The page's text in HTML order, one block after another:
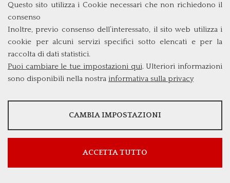
Questo sito utilizza i Cookie necessari che non richiedono il
consenso
Inoltre, previo consenso dell’interessato, il sito web utilizza i
cookie per alcuni servizi specifici sotto elencati e per la
raccolta di dati statistici.
Puoi cambiare le tue impostazioni qui. Ulteriori informazioni
sono disponibili nella nostra informativa sulla privacy
STATISTICHE
Mostra maggiori informazioni
Google Analytics
CAMBIA IMPOSTAZIONI
ACCETTA TUTTO
B.A.&E. - assegnazione venti premi a
studenti meritevoli
aggiudicazione premi - verbale - pubblicazione
24.4.2025
Avviso di vacanza nell'interesse del corso
di laurea in Global Governance a.a. 2025-
2026 (scadenza 3 maggio 2025)